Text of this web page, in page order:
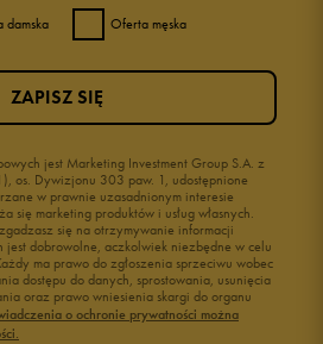
damska Oferta męska
jest Marketing Investment Group S.A. z
os. Dywizjonu 303 paw. 1, udostępnione
w prawnie uzasadnionym interesie
się marketing produktów i usług własnych.
się na otrzymywanie informacji
jest dobrowolne, aczkolwiek niezbędne w celu
ma prawo do zgłoszenia sprzeciwu wobec
dostępu do danych, sprostowania, usunięcia
oraz prawo wniesienia skargi do organu
o ochronie prywatności można
ZAPISZ SIĘ